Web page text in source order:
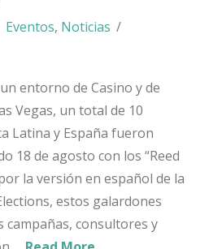
Eventos, Noticias
entorno de Casino y de
Vegas, un total de 10
Latina y España fueron
18 de agosto con los “Reed
la versión en español de la
estos galardones
campañas, consultores y